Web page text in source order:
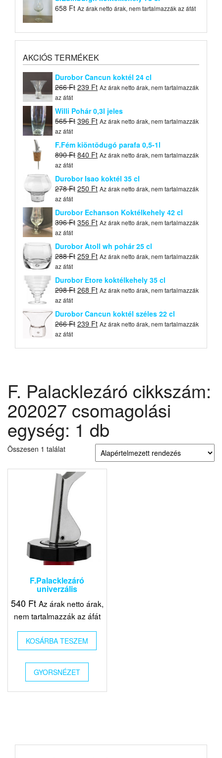
658 Ft Az árak netto árak, nem tartalmazzák az áfát
AKCIÓS TERMÉKEK
Durobor Cancun koktél 24 cl
266Ft Original
was:
266 Ft.
239 FtCurrent
is:
239 Ft.
Az árak netto árak, nem tartalmazzák
az áfát
Willi Pohár 0,3l jeles
565Ft Original
was:
565 Ft.
396 FtCurrent
is:
396 Ft.
Az árak netto árak, nem tartalmazzák
az áfát
F.Fém kiöntõdugó parafa 0,5-1l
890Ft Original
was:
890 Ft.
840 FtCurrent
is:
840 Ft.
Az árak netto árak, nem tartalmazzák
az áfát
Durobor Isao koktél 35 cl
278Ft Original
was:
278 Ft.
250 FtCurrent
250 Ft.
Az árak netto árak, nem tartalmazzák
az áfát
Durobor Echanson Koktélkehely 42 cl
396Ft Original
was:
396 Ft.
356 FtCurrent
is:
356 Ft.
Az árak netto árak, nem tartalmazzák
az áfát
Durobor Atoll wh pohár 25 cl
288Ft Original
was:
288 Ft.
259 FtCurrent
259 Ft.
Az árak netto árak, nem tartalmazzák
az áfát
Durobor Etore koktélkehely 35 cl
298Ft Original
was:
298 Ft.
268 FtCurrent
268 Ft.
Az árak netto árak, nem tartalmazzák
az áfát
Durobor Cancun koktél széles 22 cl
266Ft Original
239 FtCurrent
Az árak netto árak, nem tartalmazzák
az áfát
F. Palacklezáró cikkszám:
202027 csomagolási
egység: 1 db
Összesen 1 találat
F.Palacklezáró
univerzális
540 Ft Az árak netto árak,
nem tartalmazzák az áfát
KOSÁRBA TESZEM
GYORSNÉZET